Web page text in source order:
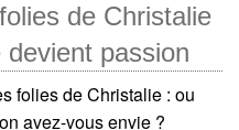
de Christalie
passion
folies de Christalie : ou
avez-vous envie ?